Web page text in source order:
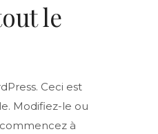
le
Ceci est
Modifiez-le ou
à